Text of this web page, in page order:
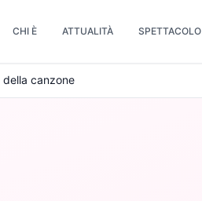
CHI È ATTUALITÀ SPETTACOLO
canzone